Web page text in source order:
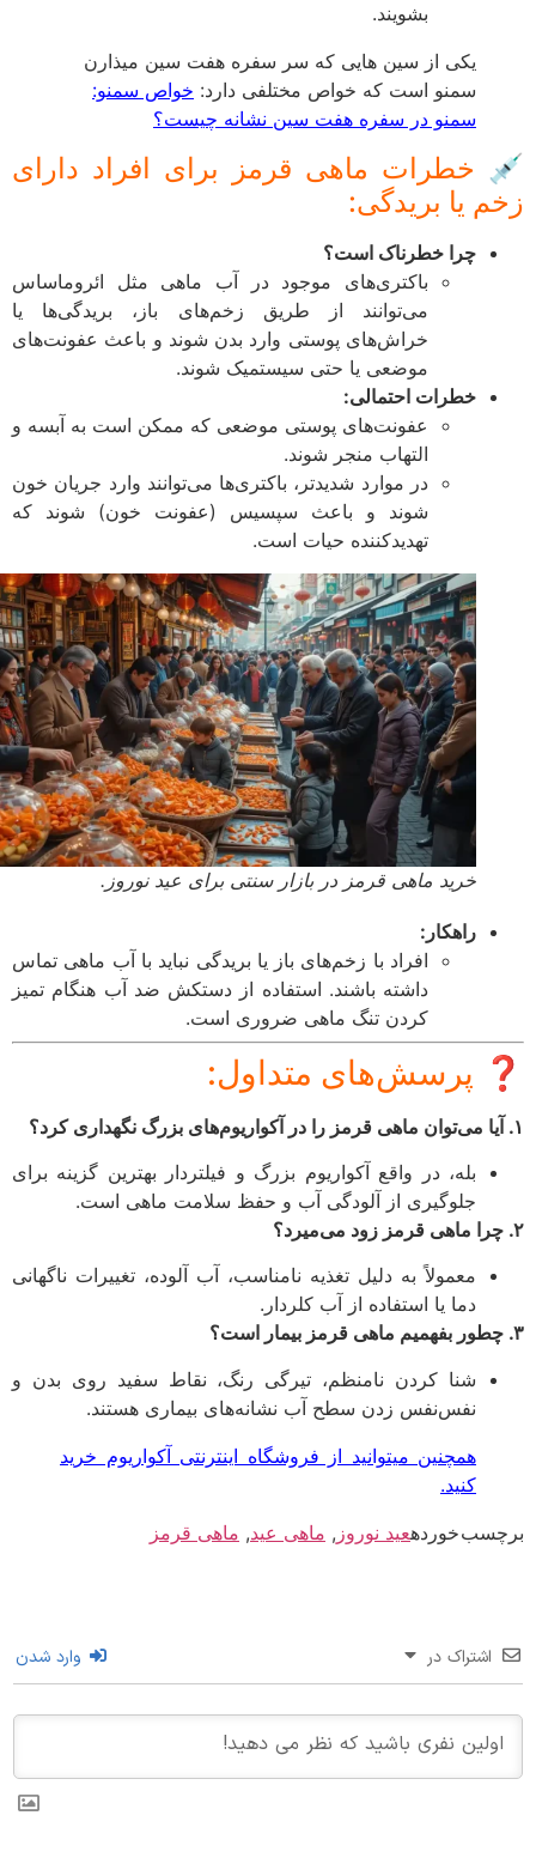
بشویند.
یکی از سین هایی که سر سفره هفت سین میذارن
سمنو است که خواص مختلفی دارد:خواص سمنو:
سمنو در سفره هفت سین نشانه چیست؟
خطرات ماهی قرمز برای افراد دارای
یا بریدگی:
چرا خطرناک است؟
باکتری‌های موجود در آب ماهی مثل ائروماساس
می‌توانند از طریق زخم‌های باز، بریدگی‌ها یا
خراش‌های پوستی وارد بدن شوند و باعث عفونت‌های
موضعی یا حتی سیستمیک شوند.
خطرات احتمالی:
عفونت‌های پوستی موضعی که ممکن است به آبسه و
التهاب منجر شوند.
در موارد شدیدتر، باکتری‌ها می‌توانند وارد جریان خون
شوند و باعث سپسیس (عفونت خون) شوند که
تهدیدکننده حیات است.
خرید ماهی قرمز در بازار سنتی برای عید نوروز.
راهکار:
افراد با زخم‌های باز یا بریدگی نباید با آب ماهی تماس
داشته باشند. استفاده از دستکش ضد آب هنگام تمیز
کردن تنگ ماهی ضروری است.
پرسش‌های متداول:
بله، در واقع آکواریوم بزرگ و فیلتردار بهترین گزینه برای
جلوگیری از آلودگی آب و حفظ سلامت ماهی است.
معمولاً به دلیل تغذیه نامناسب، آب آلوده، تغییرات ناگهانی
دما یا استفاده از آب کلردار.
شنا کردن نامنظم، تیرگی رنگ، نقاط سفید روی بدن و
نفس‌نفس زدن سطح آب نشانه‌های بیماری هستند.
همچنین میتوانید از فروشگاه اینترنتی آکواریوم خرید
خوردهعید نوروز, ماهی عید, ماهی قرمز
اشتراک در وارد شدن